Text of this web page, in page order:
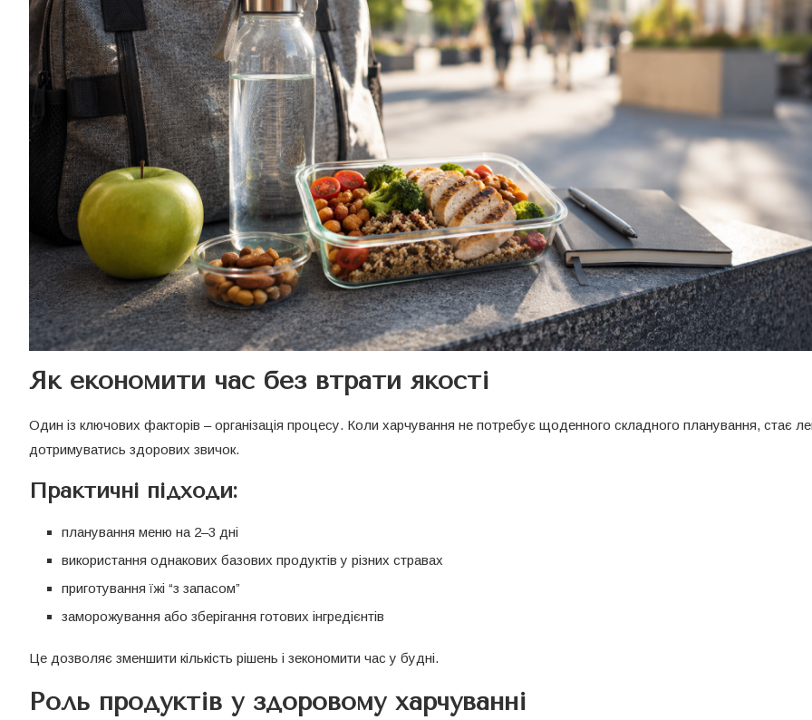
Як економити час без втрати якості
Один із ключових факторів – організація процесу. Коли харчування не потребує щоденного складного планування, стає
дотримуватись здорових звичок.
Практичні підходи:
планування меню на 2–3 дні
використання однакових базових продуктів у різних стравах
приготування їжі “з запасом”
заморожування або зберігання готових інгредієнтів
Це дозволяє зменшити кількість рішень і зекономити час у будні.
Роль продуктів у здоровому харчуванні